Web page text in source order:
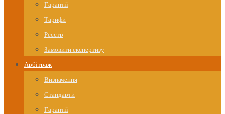
Гарантії
Тарифи
Реєстр
Замовити експертизу
Арбітраж
Визначення
Стандарти
Гарантії